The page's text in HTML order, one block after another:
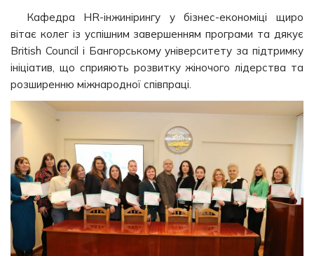
Кафедра HR-інжинірингу у бізнес-економіці щиро
вітає колег із успішним завершенням програми та дякує
British Council і Бангорському університету за підтримку
ініціатив, що сприяють розвитку жіночого лідерства та
розширенню міжнародної співпраці.